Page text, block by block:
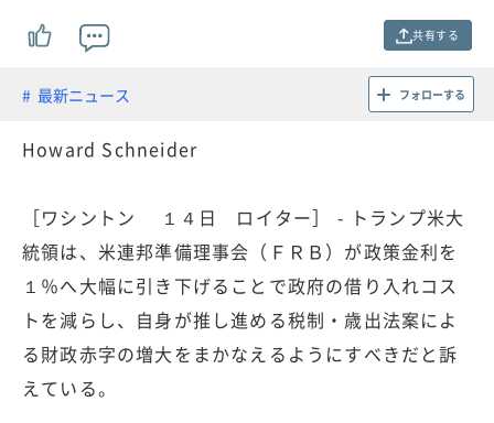
共有する
最新ニュース フォローする
Howard Schneider
［ワシントン １４日 ロイター］ - トランプ米大
統領は、米連邦準備理事会（ＦＲＢ）が政策金利を
１％へ大幅に引き下げることで政府の借り入れコス
トを減らし、自身が推し進める税制・歳出法案によ
る財政赤字の増大をまかなえるようにすべきだと訴
えている。